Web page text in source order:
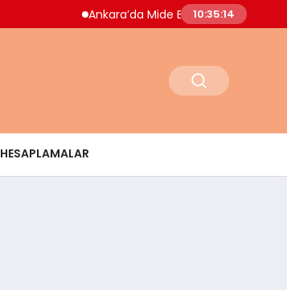
Ankara’da Mide Bulantısı Salgını Paniği
10:35:15
HESAPLAMALAR